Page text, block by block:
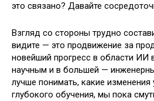
это связано? Давайте
Взгляд со стороны трудно
видите — это продвижение за
новейший прогресс в области ИИ
научным и в большей —
лучше понимать, какие изменения
глубокого обучения, мы пока